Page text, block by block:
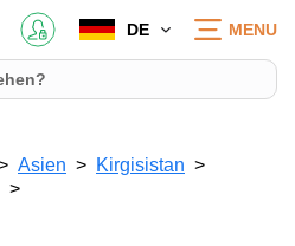
DE MENU
Asien
Kirgisistan